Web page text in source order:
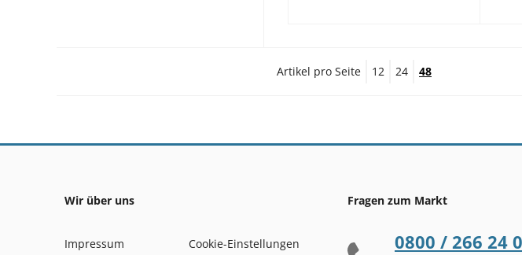
Artikel pro Seite 12 24 48
Wir über uns
Impressum
Cookie-Einstellungen
Fragen zum Markt
0800 / 266 24